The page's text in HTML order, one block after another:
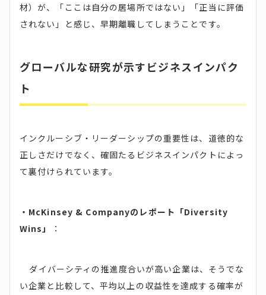
材）が、「ここは自分の居場所ではない」「正当に評価
されない」と感じ、早期離職してしまうことです。
グローバルな研究が示すビジネスインパク
ト
インクルーシブ・リーダーシップの重要性は、道徳的な
正しさだけでなく、確固たるビジネスインパクトによっ
て裏付けられています。
・McKinsey & Companyのレポート「Diversity
Wins」
：
ダイバーシティの推進度合いが高い企業は、そうでな
い企業と比較して、平均以上の収益性を達成する確率が